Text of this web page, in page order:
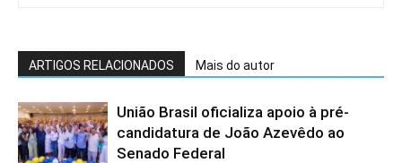
ARTIGOS RELACIONADOS Mais do autor
União Brasil oficializa apoio à pré-
candidatura de João Azevêdo ao
Senado Federal